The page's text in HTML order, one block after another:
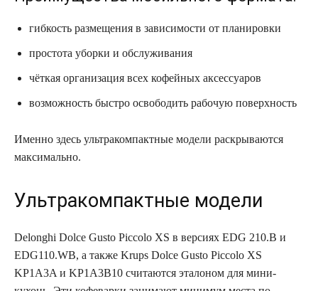
гибкость размещения в зависимости от планировки
простота уборки и обслуживания
чёткая организация всех кофейных аксессуаров
возможность быстро освободить рабочую поверхность
Именно здесь ультракомпактные модели раскрываются
максимально.
Ультракомпактные модели
Delonghi Dolce Gusto Piccolo XS в версиях EDG 210.B и
EDG110.WB, а также Krups Dolce Gusto Piccolo XS
KP1A3A и KP1A3B10 считаются эталоном для мини-